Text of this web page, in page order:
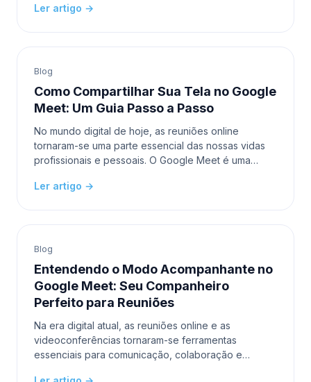
para
Ler artigo →
Blog
Como Compartilhar Sua Tela no Google
Meet: Um Guia Passo a Passo
No mundo digital de hoje, as reuniões online
tornaram-se uma parte essencial das nossas vidas
profissionais e pessoais. O Google Meet é uma
colegas, ami
Ler artigo →
Blog
Entendendo o Modo Acompanhante no
Google Meet: Seu Companheiro
Perfeito para Reuniões
Na era digital atual, as reuniões online e as
videoconferências tornaram-se ferramentas
essenciais para comunicação, colaboração e